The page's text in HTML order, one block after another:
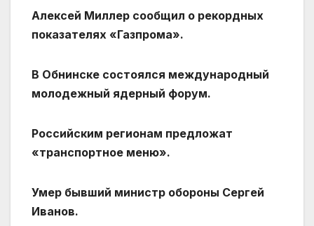
Алексей Миллер сообщил о рекордных
показателях «Газпрома».
В Обнинске состоялся международный
молодежный ядерный форум.
Российским регионам предложат
«транспортное меню».
Умер бывший министр обороны Сергей
Иванов.